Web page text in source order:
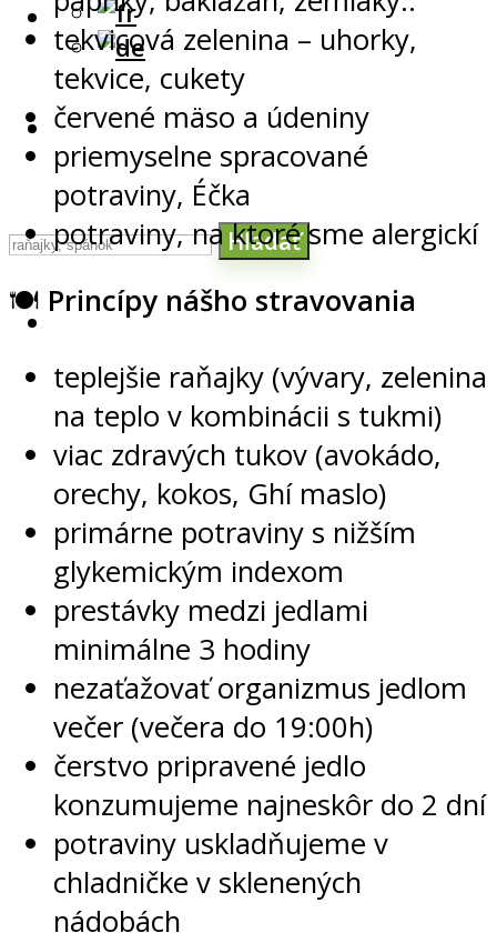
Hľadať
tekvicová zelenina – uhorky,
tekvice, cukety
červené mäso a údeniny
priemyselne spracované
potraviny, Éčka
potraviny, na ktoré sme alergickí
🍽 Princípy nášho stravovania
teplejšie raňajky (vývary, zelenina
na teplo v kombinácii s tukmi)
viac zdravých tukov (avokádo,
orechy, kokos, Ghí maslo)
primárne potraviny s nižším
glykemickým indexom
prestávky medzi jedlami
minimálne 3 hodiny
nezaťažovať organizmus jedlom
večer (večera do 19:00h)
čerstvo pripravené jedlo
konzumujeme najneskôr do 2 dní
potraviny uskladňujeme v
chladničke v sklenených
nádobách